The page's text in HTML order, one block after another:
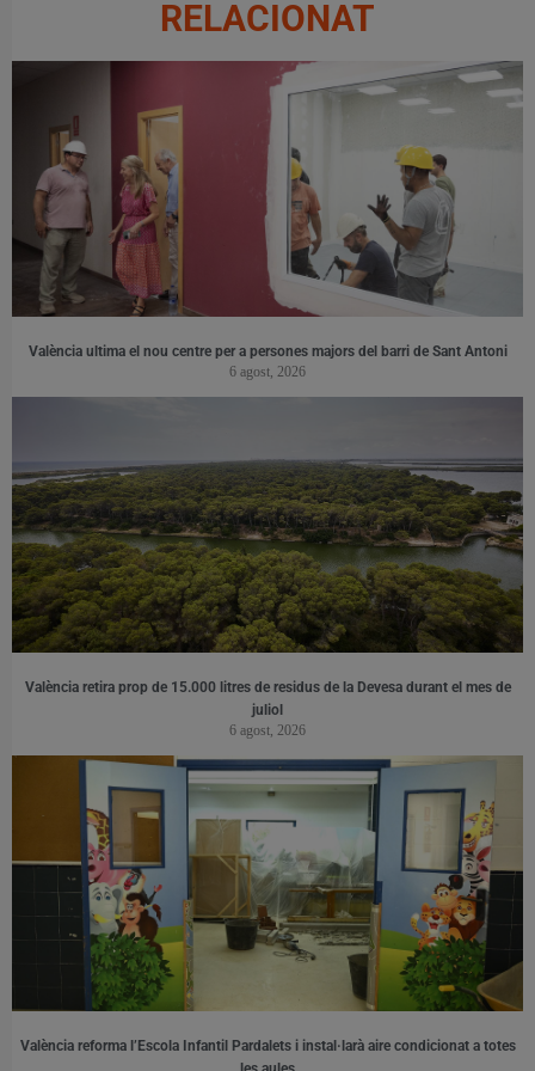
RELACIONAT
València ultima el nou centre per a persones majors del barri de Sant Antoni
6 agost, 2026
València retira prop de 15.000 litres de residus de la Devesa durant el mes de
juliol
6 agost, 2026
València reforma l’Escola Infantil Pardalets i instal·larà aire condicionat a totes